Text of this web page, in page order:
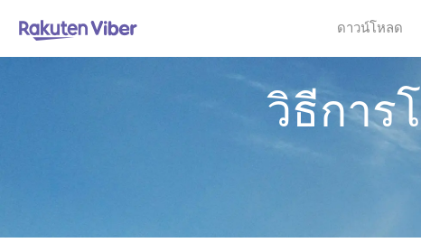
ดาวน์โหลด
วิธีการ